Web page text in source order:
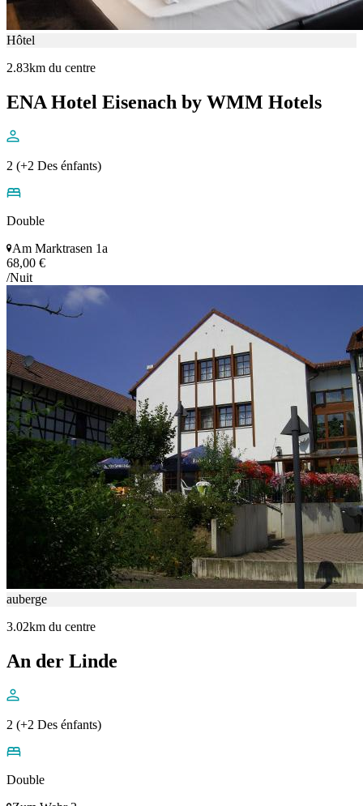
Hôtel
2.83km du centre
ENA Hotel Eisenach by WMM Hotels
2 (+2 Des énfants)
Double
Am Marktrasen 1a
68,00 €
/Nuit
auberge
3.02km du centre
An der Linde
2 (+2 Des énfants)
Double